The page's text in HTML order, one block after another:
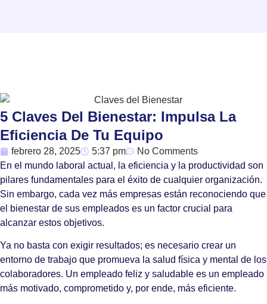
5 Claves Del Bienestar: Impulsa La
Eficiencia De Tu Equipo
febrero 28, 2025 5:37 pm
No Comments
En el mundo laboral actual, la eficiencia y la productividad son
pilares fundamentales para el éxito de cualquier organización.
Sin embargo, cada vez más empresas están reconociendo que
el bienestar de sus empleados es un factor crucial para
alcanzar estos objetivos.
Ya no basta con exigir resultados; es necesario crear un
entorno de trabajo que promueva la salud física y mental de los
colaboradores. Un empleado feliz y saludable es un empleado
más motivado, comprometido y, por ende, más eficiente.